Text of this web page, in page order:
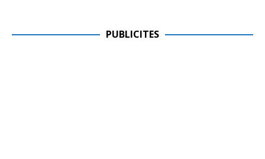
PUBLICITES